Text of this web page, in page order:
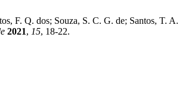
F. Q. dos; Souza, S. C. G. de; Santos,
2021, 15, 18-22.